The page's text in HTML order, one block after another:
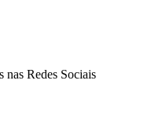
nas Redes Sociais